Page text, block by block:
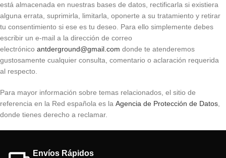
está almacenada en nuestras bases de datos, rectificarla si existiera
alguna errata, suprimirla, limitarla, oponerte a su tratamiento y retirar
tu consentimiento si ese es tu deseo. Para ello simplemente debes
escribir un e-mail a la dirección de correo
electrónico antderground@gmail.com donde te atenderemos
gustosamente cualquier consulta, comentario o aclaración requerida
al respecto.
Para mayor información sobre temas relacionados, el sitio de
referencia en la Red española es la Agencia de Protección de Datos
donde tienes derecho a reclamar.
Envíos Rápidos